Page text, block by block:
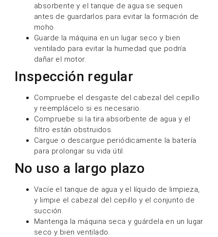
absorbente y el tanque de agua se sequen
antes de guardarlos para evitar la formación de
moho.
Guarde la máquina en un lugar seco y bien
ventilado para evitar la humedad que podría
dañar el motor.
Inspección regular
Compruebe el desgaste del cabezal del cepillo
y reemplácelo si es necesario.
Compruebe si la tira absorbente de agua y el
filtro están obstruidos.
Cargue o descargue periódicamente la batería
para prolongar su vida útil.
No uso a largo plazo
Vacíe el tanque de agua y el líquido de limpieza,
y limpie el cabezal del cepillo y el conjunto de
succión.
Mantenga la máquina seca y guárdela en un lugar
seco y bien ventilado.